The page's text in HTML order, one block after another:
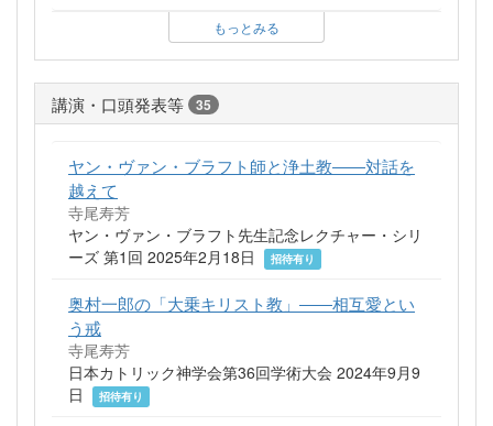
もっとみる
講演・口頭発表等 35
ヤン・ヴァン・ブラフト師と浄土教――対話を
越えて
寺尾寿芳
ヤン・ヴァン・ブラフト先生記念レクチャー・シリ
ーズ 第1回 2025年2月18日
招待有り
奥村一郎の「大乗キリスト教」――相互愛とい
う戒
寺尾寿芳
日本カトリック神学会第36回学術大会 2024年9月9
日
招待有り